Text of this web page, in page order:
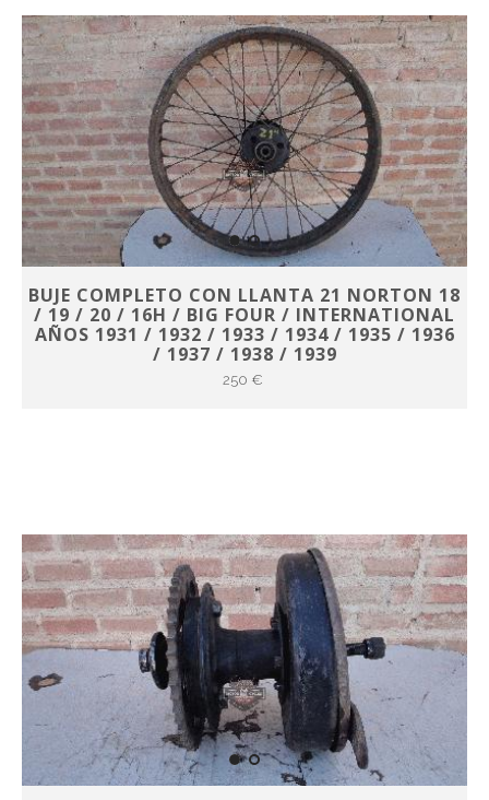
BUJE COMPLETO CON LLANTA 21 NORTON 18
/ 19 / 20 / 16H / BIG FOUR / INTERNATIONAL
AÑOS 1931 / 1932 / 1933 / 1934 / 1935 / 1936
/ 1937 / 1938 / 1939
250 €